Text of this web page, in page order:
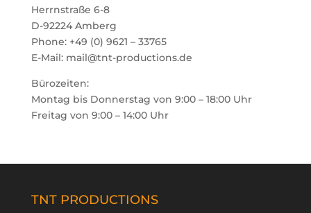
Herrnstraße 6-8
D-92224 Amberg
Phone: +49 (0) 9621 – 33765
E-Mail: mail@tnt-productions.de
Bürozeiten:
Montag bis Donnerstag von 9:00 – 18:00 Uhr
Freitag von 9:00 – 14:00 Uhr
TNT PRODUCTIONS